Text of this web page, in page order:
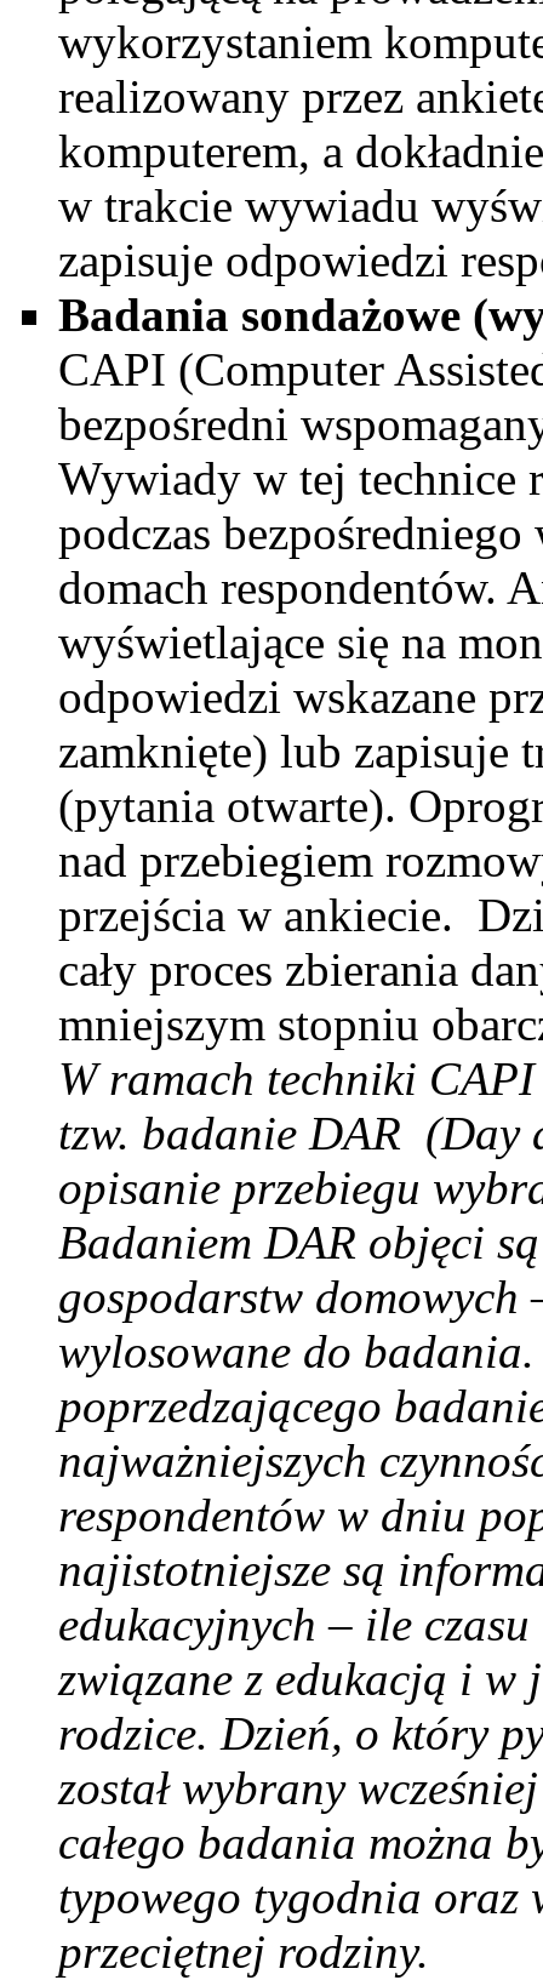
wykorzystaniem
realizowany przez
komputerem, a
w trakcie wywiadu
zapisuje odpowiedzi
Badania sondażowe
CAPI (Computer
bezpośredni
Wywiady w tej technice
podczas
domach respondentów.
wyświetlające się na
odpowiedzi wskazane
zamknięte) lub zapisuje
(pytania otwarte).
nad przebiegiem
przejścia w ankiecie.
cały proces zbierania
mniejszym stopniu
W ramach techniki
tzw. badanie DAR (Day
opisanie przebiegu
Badaniem DAR objęci
gospodarstw domowych
wylosowane do
poprzedzającego
najważniejszych
respondentów w dniu
najistotniejsze są
edukacyjnych – ile
związane z edukacją i w
rodzice. Dzień, o który
został wybrany
całego badania można
typowego tygodnia oraz
przeciętnej rodziny.